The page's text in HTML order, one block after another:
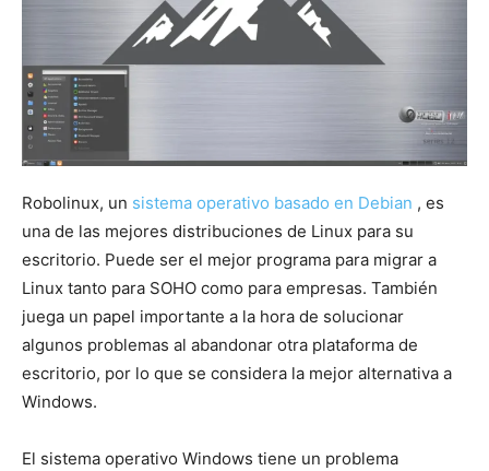
Robolinux, un sistema operativo basado en Debian , es
una de las mejores distribuciones de Linux para su
escritorio. Puede ser el mejor programa para migrar a
Linux tanto para SOHO como para empresas. También
juega un papel importante a la hora de solucionar
algunos problemas al abandonar otra plataforma de
escritorio, por lo que se considera la mejor alternativa a
Windows.
El sistema operativo Windows tiene un problema